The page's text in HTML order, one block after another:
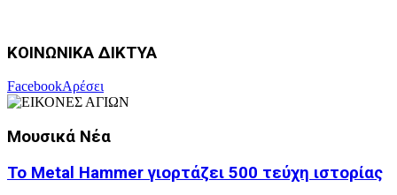
ΚΟΙΝΩΝΙΚΑ ΔΙΚΤΥΑ
FacebookΑρέσει
Μουσικά Νέα
Το Metal Hammer γιορτάζει 500 τεύχη ιστορίας